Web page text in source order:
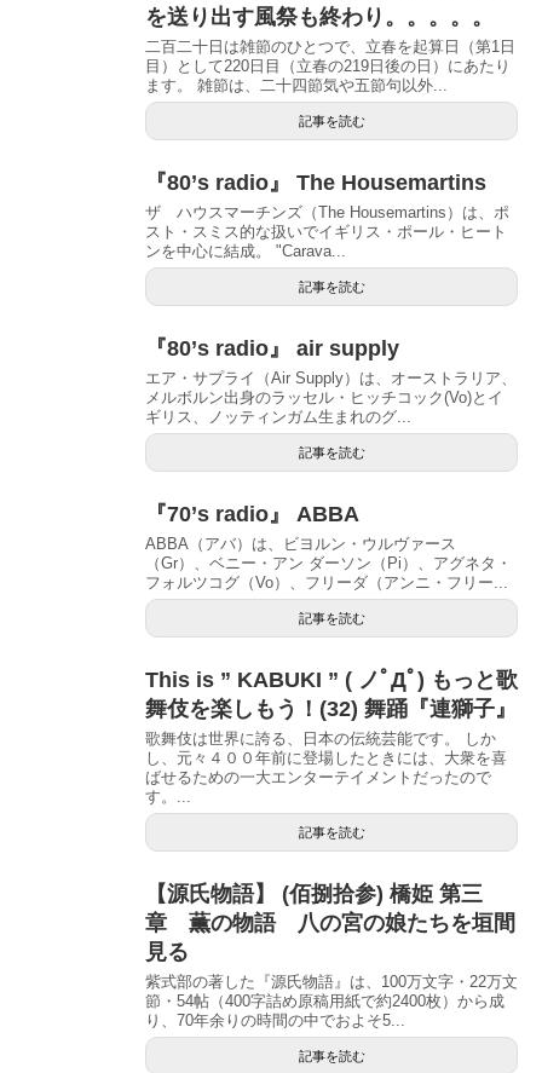
を送り出す風祭も終わり。。。。。
二百二十日は雑節のひとつで、立春を起算日（第1日
目）として220日目（立春の219日後の日）にあたり
ます。 雑節は、二十四節気や五節句以外...
記事を読む
『80’s radio』 The Housemartins
ザ ハウスマーチンズ（The Housemartins）は、ポ
スト・スミス的な扱いでイギリス・ポール・ヒート
ンを中心に結成。 "Carava...
記事を読む
『80’s radio』 air supply
エア・サプライ（Air Supply）は、オーストラリア、
メルボルン出身のラッセル・ヒッチコック(Vo)とイ
ギリス、ノッティンガム生まれのグ...
記事を読む
『70’s radio』 ABBA
ABBA（アバ）は、ビヨルン・ウルヴァース
（Gr）、ベニー・アン ダーソン（Pi）、アグネタ・
フォルツコグ（Vo）、フリーダ（アンニ・フリー...
記事を読む
This is ” KABUKI ” ( ノﾟДﾟ) もっと歌
舞伎を楽しもう！(32) 舞踊『連獅子』
歌舞伎は世界に誇る、日本の伝統芸能です。 しか
し、元々４００年前に登場したときには、大衆を喜
ばせるための一大エンターテイメントだったので
す。...
記事を読む
【源氏物語】 (佰捌拾参) 橋姫 第三
章 薫の物語 八の宮の娘たちを垣間
見る
紫式部の著した『源氏物語』は、100万文字・22万文
節・54帖（400字詰め原稿用紙で約2400枚）から成
り、70年余りの時間の中でおよそ5...
記事を読む